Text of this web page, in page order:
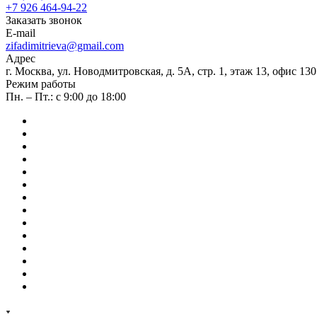
+7 926 464-94-22
Заказать звонок
E-mail
zifadimitrieva@gmail.com
Адрес
г. Москва, ул. Новодмитровская, д. 5А, стр. 1, этаж 13, офис
Режим работы
Пн. – Пт.: с 9:00 до 18:00